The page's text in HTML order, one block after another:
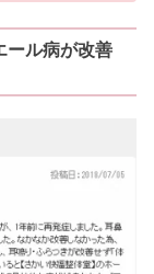
ール病が改善